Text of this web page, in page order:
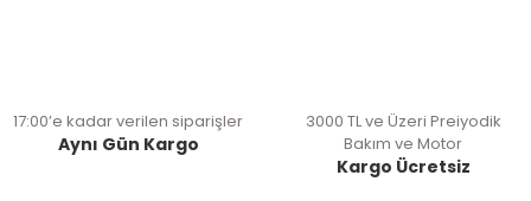
17:00’e kadar verilen siparişler
Aynı Gün Kargo
3000 TL ve Üzeri Preiyodik
Bakım ve Motor
Kargo Ücretsiz